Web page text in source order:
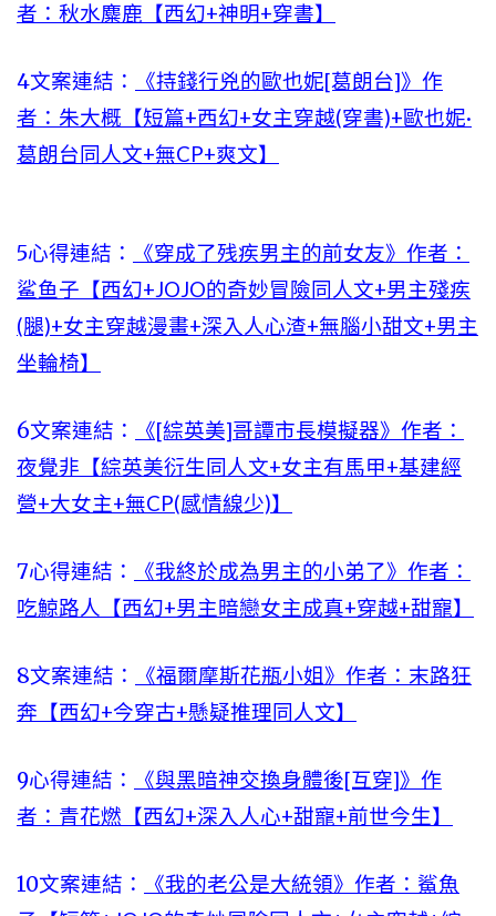
者：秋水麋鹿【西幻+神明+穿書】
4文案連結：
《持錢行兇的歐也妮[葛朗台]》作
者：朱大概【短篇+西幻+女主穿越(穿書)+歐也妮·
葛朗台同人文+無CP+爽文】
5心得連結：
《穿成了残疾男主的前女友》作者：
鲨鱼子【西幻+JOJO的奇妙冒險同人文+男主殘疾
(腿)+女主穿越漫畫+深入人心渣+無腦小甜文+男主
坐輪椅】
6文案連結：
《[綜英美]哥譚市長模擬器》作者：
夜覺非【綜英美衍生同人文+女主有馬甲+基建經
營+大女主+無CP(感情線少)】
7心得連結：
《我終於成為男主的小弟了》作者：
吃鯨路人【西幻+男主暗戀女主成真+穿越+甜寵】
8文案連結：
《福爾摩斯花瓶小姐》作者：末路狂
奔【西幻+今穿古+懸疑推理同人文】
9心得連結：
《與黑暗神交換身體後[互穿]》作
者：青花燃【西幻+深入人心+甜寵+前世今生】
10文案連結：
《我的老公是大統領》作者：鯊魚